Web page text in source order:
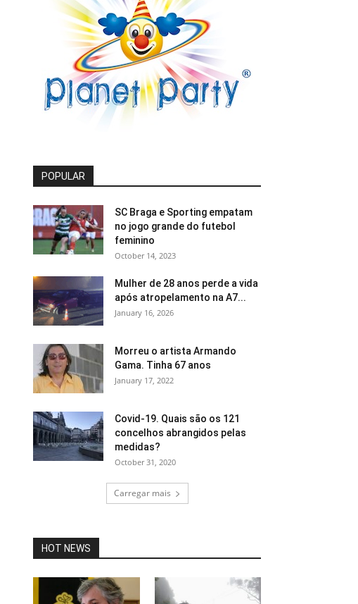
POPULAR
SC Braga e Sporting empatam
no jogo grande do futebol
feminino
October 14, 2023
Mulher de 28 anos perde a vida
após atropelamento na A7...
January 16, 2026
Morreu o artista Armando
Gama. Tinha 67 anos
January 17, 2022
Covid-19. Quais são os 121
concelhos abrangidos pelas
medidas?
October 31, 2020
Carregar mais
HOT NEWS